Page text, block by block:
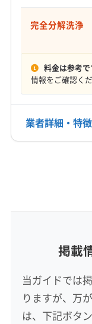
(宮崎県) 小林市
電話番号
公式HP
完全分解洗浄
料金は参考で
情報をご確認くだ
業者詳細・特徴
鹿児島県鹿児
対応地域
枕崎市 いちき
鹿児島市
南さ
掲載
当ガイドでは
りますが、万
は、下記ボタ